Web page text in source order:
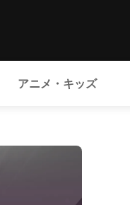
アニメ・キッズ